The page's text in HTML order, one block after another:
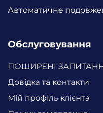
Автоматичне
Обслуговування
ПОШИРЕНІ
Довідка та контакти
Мій профіль клієнта